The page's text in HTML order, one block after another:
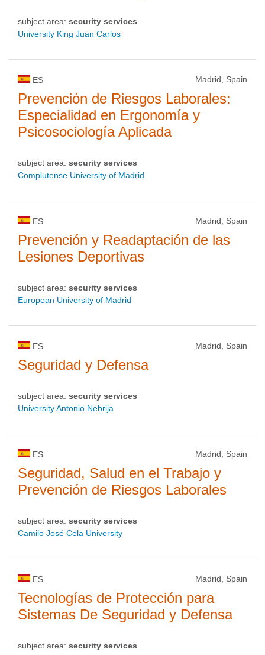
subject area: security services
University King Juan Carlos
ES Madrid, Spain
Prevención de Riesgos Laborales:
Especialidad en Ergonomía y
Psicosociología Aplicada
subject area: security services
Complutense University of Madrid
ES Madrid, Spain
Prevención y Readaptación de las
Lesiones Deportivas
subject area: security services
European University of Madrid
ES Madrid, Spain
Seguridad y Defensa
subject area: security services
University Antonio Nebrija
ES Madrid, Spain
Seguridad, Salud en el Trabajo y
Prevención de Riesgos Laborales
subject area: security services
Camilo José Cela University
ES Madrid, Spain
Tecnologías de Protección para
Sistemas De Seguridad y Defensa
subject area: security services